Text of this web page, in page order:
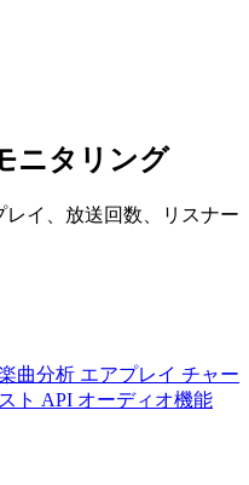
ニタリング
イ、放送回数、リスナー
曲分析 エアプレイ チャー
ト API オーディオ機能